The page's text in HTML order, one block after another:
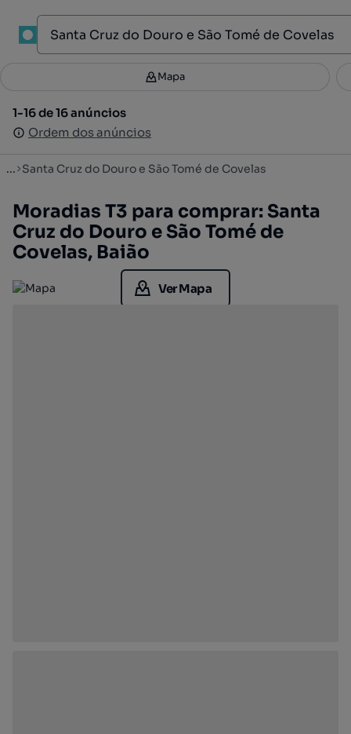
Filtros 3
1-16 de 16 anúncios
Ordem dos anúncios
Mapa
1-16 de 16 anúncios
Ordem dos anúncios
... Santa Cruz do Douro e São Tomé de Covelas
Moradias T3 para comprar: Santa
Cruz do Douro e São Tomé de
Covelas, Baião
Ver Mapa